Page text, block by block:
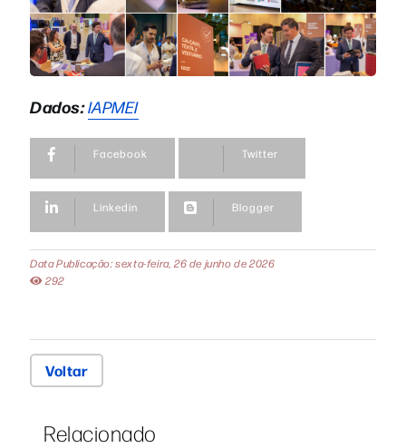
Dados:IAPMEI
Facebook Twitter
Linkedin Blogger
Data Publicação: sexta-feira, 26 de junho de 2026
292
Voltar
Relacionado